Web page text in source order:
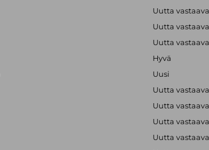
Uutta vastaava
Uutta vastaava
Uutta vastaava
Hyvä
Uusi
Uutta vastaava
Uutta vastaava
Uutta vastaava
Uutta vastaava